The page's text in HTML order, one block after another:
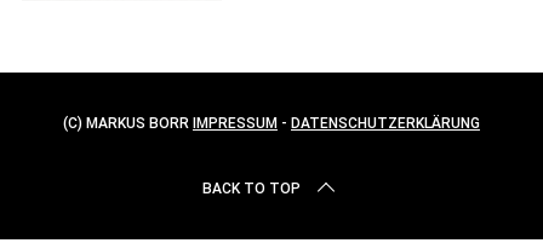
(C) MARKUS BORR IMPRESSUM- DATENSCHUTZERKLÄRUNG
BACK TO TOP
: